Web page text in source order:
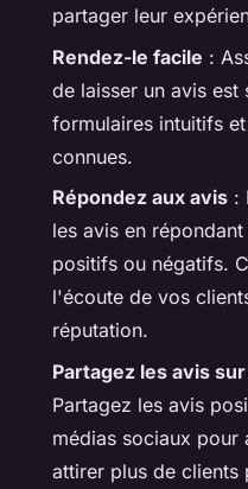
partager leur
Rendez-le facile :
de laisser un avis
formulaires intuitifs
connues.
Répondez aux avis :
les avis en
positifs ou négatifs.
l'écoute de vos
réputation.
Partagez les avis
Partagez les avis
médias sociaux pour
attirer plus de clients